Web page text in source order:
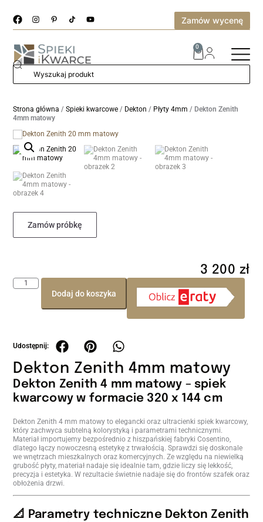
Zamów wycenę
0
Strona główna /Spieki kwarcowe / Dekton / Płyty 4mm / Dekton Zenith
4mm matowy
Dekton Zenith 4mm matowy
Dekton Zenith 4 mm matowy – spiek
kwarcowy w formacie 320 x 144 cm
Dekton Zenith 4 mm matowy to elegancki oraz ultracienki spiek kwarcowy,
który zachwyca subtelną kolorystyką i parametrami technicznymi.
Materiał importujemy bezpośrednio z hiszpańskiej fabryki Cosentino,
dlatego łączy nowoczesną estetykę z trwałością. Sprawdzi się doskonale
we wnętrzach mieszkalnych oraz komercyjnych. Ze względu na niewielką
grubość płyty, materiał nadaje się idealnie tam, gdzie liczy się lekkość,
precyzja i estetyka. W rezultacie świetnie nadaje się do frontów szafek oraz
obłożenia drzwi.
📐 Parametry techniczne Dekton Zenith
Zamów próbkę
3 200 zł
Dodaj do koszyka